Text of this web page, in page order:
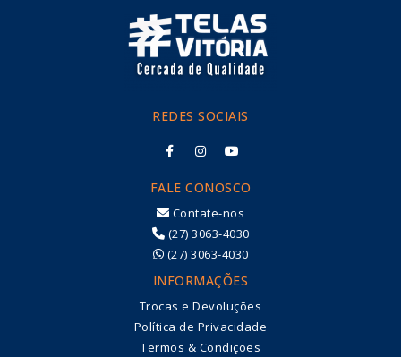
REDES SOCIAIS
FALE CONOSCO
Contate-nos
(27) 3063-4030
(27) 3063-4030
INFORMAÇÕES
Trocas e Devoluções
Política de Privacidade
Termos & Condições